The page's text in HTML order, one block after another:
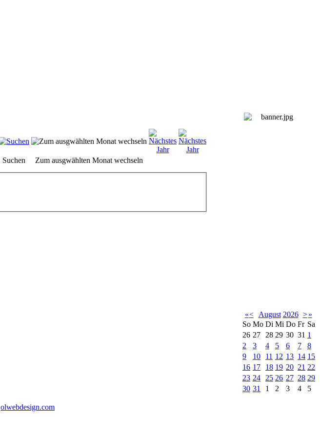
Suchen
Zum ausgwählten Monat wechseln
«< August 2026 > »
So Mo Di Mi Do Fr Sa
26 27 28 29 30 31 1
2
3 4 5 6 7
8
9
10 11 12 13 14 15
16 17 18 19 20 21 22
23 24 25 26 27 28 29
30 31 1 2 3 4 5
olwebdesign.com